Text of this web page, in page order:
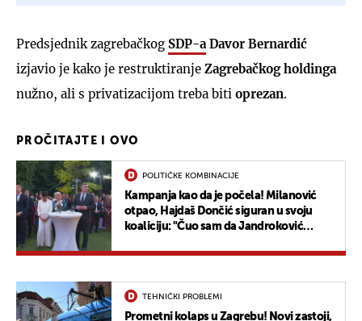
Predsjednik zagrebačkog SDP-a Davor Bernardić
izjavio je kako je restruktiranje Zagrebačkog holdinga
nužno, ali s privatizacijom treba biti oprezan.
PROČITAJTE I OVO
POLITIČKE KOMBINACIJE
Kampanja kao da je počela! Milanović
otpao, Hajdaš Dončić siguran u svoju
koaliciju: "Čuo sam da Jandroković
TEHNIČKI PROBLEMI
Prometni kolaps u Zagrebu! Novi zastoji,